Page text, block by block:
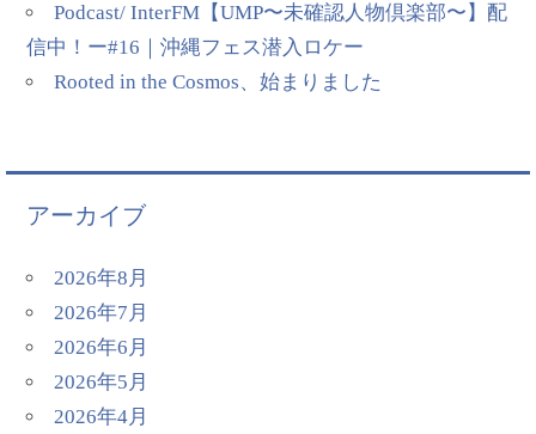
Podcast/ InterFM【UMP〜未確認人物倶楽部〜】配
信中！ー#16｜沖縄フェス潜入ロケー
Rooted in the Cosmos、始まりました
アーカイブ
2026年8月
2026年7月
2026年6月
2026年5月
2026年4月